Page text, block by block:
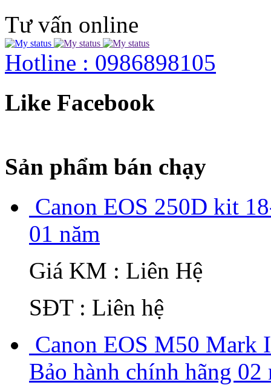
Tư vấn online
Hotline : 0986898105
Like Facebook
Sản phẩm bán chạy
Canon EOS 250D kit
01 năm
Giá KM : Liên Hệ
SĐT : Liên hệ
Canon EOS M50
Bảo hành chính hãng 02